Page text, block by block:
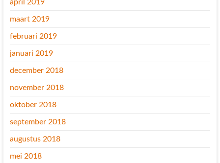
april 2019
maart 2019
februari 2019
januari 2019
december 2018
november 2018
oktober 2018
september 2018
augustus 2018
mei 2018